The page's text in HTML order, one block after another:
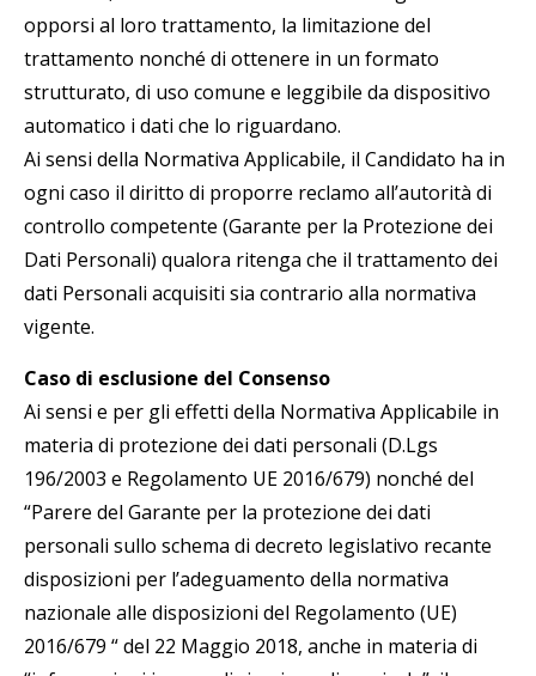
opporsi al loro trattamento, la limitazione del
trattamento nonché di ottenere in un formato
strutturato, di uso comune e leggibile da dispositivo
automatico i dati che lo riguardano.
Ai sensi della Normativa Applicabile, il Candidato ha in
ogni caso il diritto di proporre reclamo all’autorità di
controllo competente (Garante per la Protezione dei
Dati Personali) qualora ritenga che il trattamento dei
dati Personali acquisiti sia contrario alla normativa
vigente.
Caso di esclusione del Consenso
Ai sensi e per gli effetti della Normativa Applicabile in
materia di protezione dei dati personali (D.Lgs
196/2003 e Regolamento UE 2016/679) nonché del
“Parere del Garante per la protezione dei dati
personali sullo schema di decreto legislativo recante
disposizioni per l’adeguamento della normativa
nazionale alle disposizioni del Regolamento (UE)
2016/679 “ del 22 Maggio 2018, anche in materia di